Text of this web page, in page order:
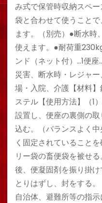
み式で保管時収納スペ
袋と合わせて使うこと
ます。（別売）●断水時
使えます。●耐荷重
ンド（ネット付）…1便座
災害、断水時・レジャ
場・入院、介護【材料
ステル【使用方法】（1
設置し、便座の裏側の
込む。（バランスよく
く固定されていること
リー袋の畜便袋を被せ
後、便凝固剤を振り掛
とりはずし、封をする
自治体、避難所等の指